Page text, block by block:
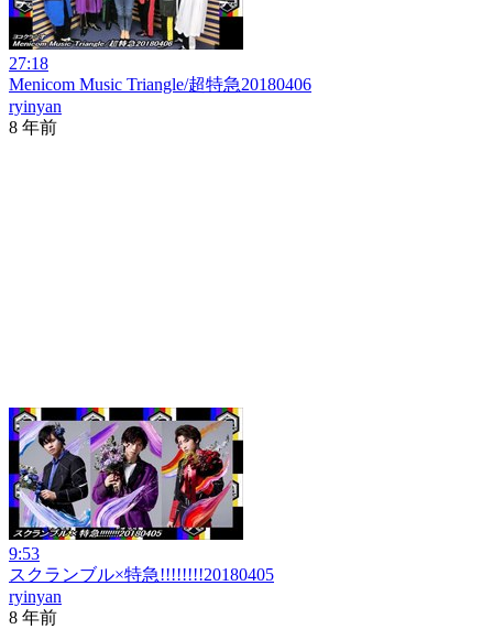
27:18
Menicom Music Triangle/超特急20180406
ryinyan
8 年前
9:53
スクランブル×特急!!!!!!!!20180405
ryinyan
8 年前